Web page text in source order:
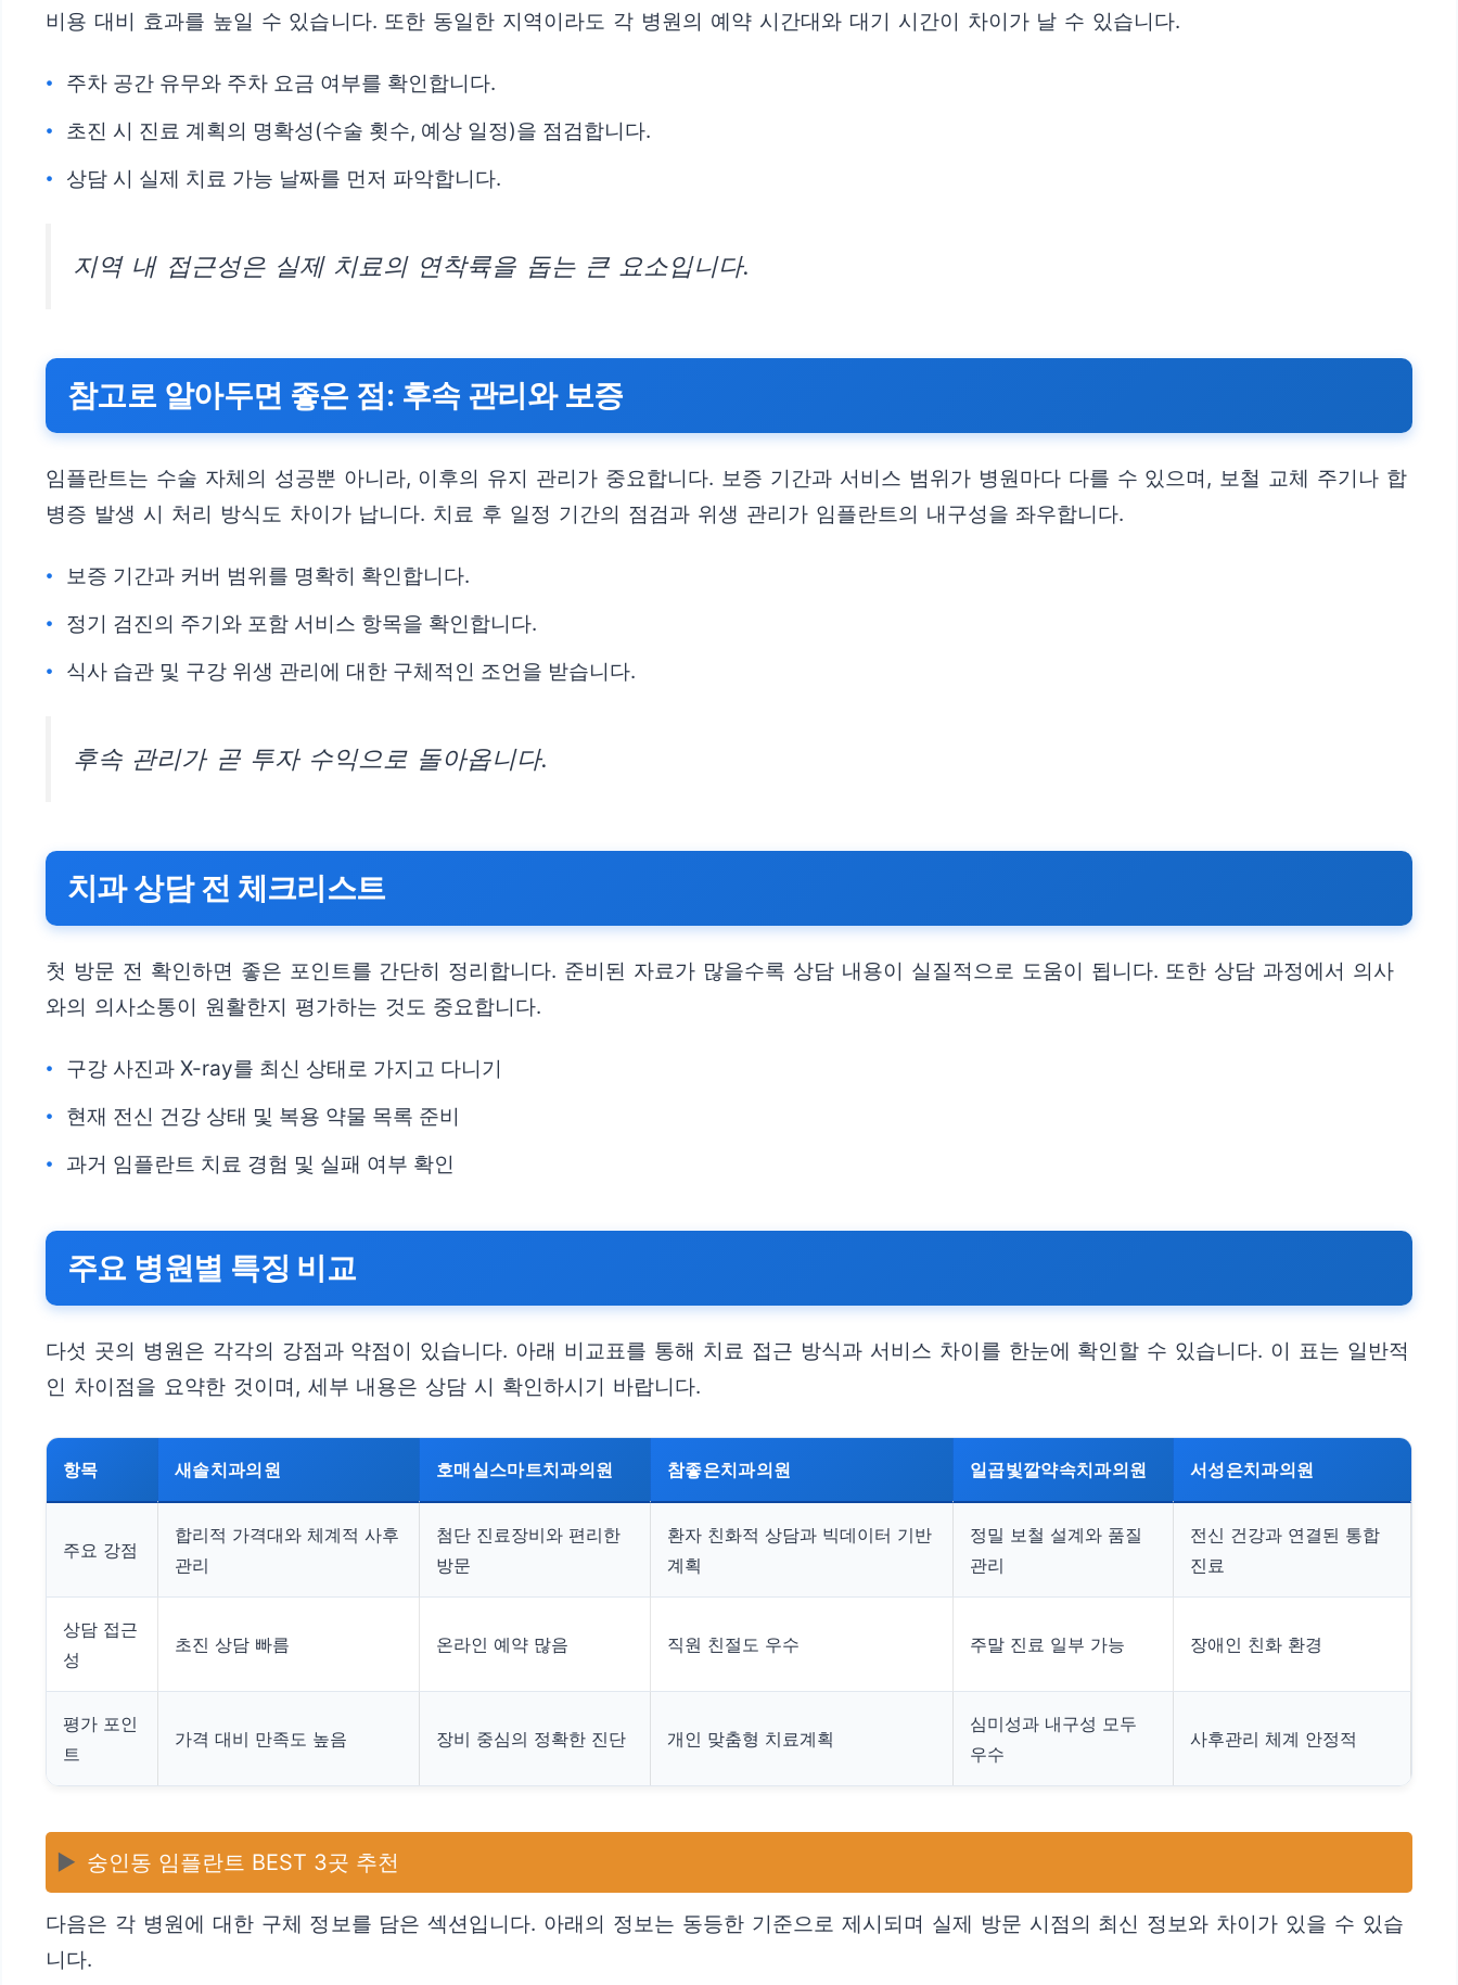
비용 대비 효과를 높일 수 있습니다. 또한 동일한 지역이라도 각 병원의 예약 시간대와 대기 시간이 차이가 날 수 있습니다.
주차 공간 유무와 주차 요금 여부를 확인합니다.
초진 시 진료 계획의 명확성(수술 횟수, 예상 일정)을 점검합니다.
상담 시 실제 치료 가능 날짜를 먼저 파악합니다.
지역 내 접근성은 실제 치료의 연착륙을 돕는 큰 요소입니다.
참고로 알아두면 좋은 점: 후속 관리와 보증
임플란트는 수술 자체의 성공뿐 아니라, 이후의 유지 관리가 중요합니다. 보증 기간과 서비스 범위가 병원마다 다를 수 있으며, 보철 교체 주기나 합
병증 발생 시 처리 방식도 차이가 납니다. 치료 후 일정 기간의 점검과 위생 관리가 임플란트의 내구성을 좌우합니다.
보증 기간과 커버 범위를 명확히 확인합니다.
정기 검진의 주기와 포함 서비스 항목을 확인합니다.
식사 습관 및 구강 위생 관리에 대한 구체적인 조언을 받습니다.
후속 관리가 곧 투자 수익으로 돌아옵니다.
치과 상담 전 체크리스트
첫 방문 전 확인하면 좋은 포인트를 간단히 정리합니다. 준비된 자료가 많을수록 상담 내용이 실질적으로 도움이 됩니다. 또한 상담 과정에서 의사
와의 의사소통이 원활한지 평가하는 것도 중요합니다.
구강 사진과 X-ray를 최신 상태로 가지고 다니기
현재 전신 건강 상태 및 복용 약물 목록 준비
과거 임플란트 치료 경험 및 실패 여부 확인
주요 병원별 특징 비교
다섯 곳의 병원은 각각의 강점과 약점이 있습니다. 아래 비교표를 통해 치료 접근 방식과 서비스 차이를 한눈에 확인할 수 있습니다. 이 표는 일반적
인 차이점을 요약한 것이며, 세부 내용은 상담 시 확인하시기 바랍니다.
항목 새솔치과의원 호매실스마트치과의원 참좋은치과의원 일곱빛깔약속치과의원 서성은치과의원
주요 강점
합리적 가격대와 체계적 사후
관리
첨단 진료장비와 편리한
방문
환자 친화적 상담과 빅데이터 기반
계획
정밀 보철 설계와 품질
관리
전신 건강과 연결된 통합
진료
상담 접근
성
초진 상담 빠름 온라인 예약 많음 직원 친절도 우수 주말 진료 일부 가능 장애인 친화 환경
평가 포인
트
가격 대비 만족도 높음 장비 중심의 정확한 진단 개인 맞춤형 치료계획
심미성과 내구성 모두
우수
사후관리 체계 안정적
▶️ 숭인동 임플란트 BEST 3곳 추천
다음은 각 병원에 대한 구체 정보를 담은 섹션입니다. 아래의 정보는 동등한 기준으로 제시되며 실제 방문 시점의 최신 정보와 차이가 있을 수 있습
니다.